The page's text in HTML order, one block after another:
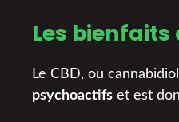
Les bienfaits
Le CBD, ou
psychoactifs et est